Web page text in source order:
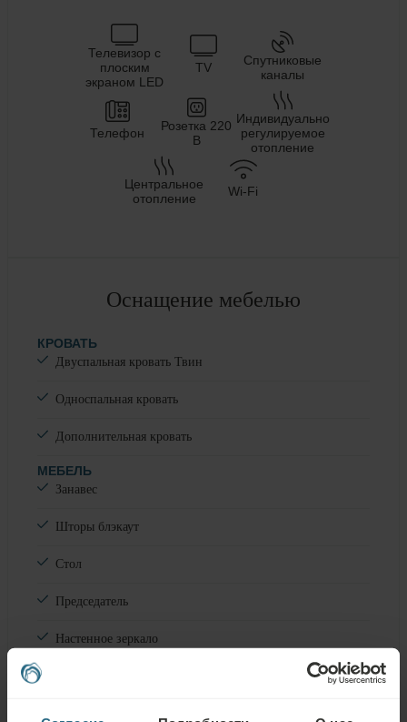
Телевизор с
плоским
экраном LED
TV
Спутниковые
каналы
Телефон
Розетка 220
В
Индивидуально
регулируемое
отопление
Центральное
отопление
Wi-Fi
Оснащение мебелью
КРОВАТЬ
Двуспальная кровать Твин
Односпальная кровать
Дополнительная кровать
МЕБЕЛЬ
Занавес
Шторы блэкаут
Стол
Председатель
Настенное зеркало